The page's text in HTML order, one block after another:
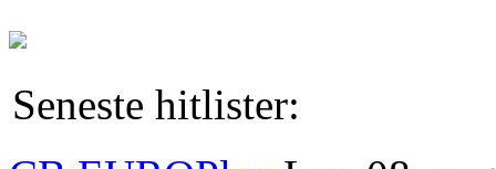
Seneste hitlister: